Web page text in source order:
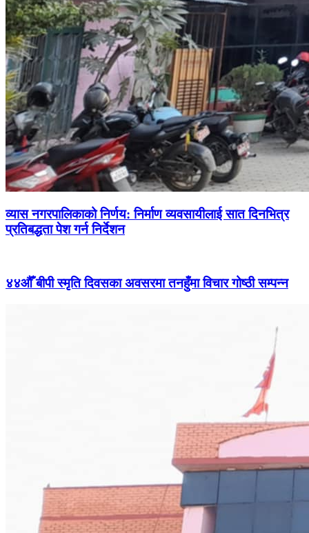
व्यास नगरपालिकाको निर्णय: निर्माण व्यवसायीलाई सात दिनभित्र
प्रतिबद्धता पेश गर्न निर्देशन
४४औँ बीपी स्मृति दिवसका अवसरमा तनहुँमा विचार गोष्ठी सम्पन्न